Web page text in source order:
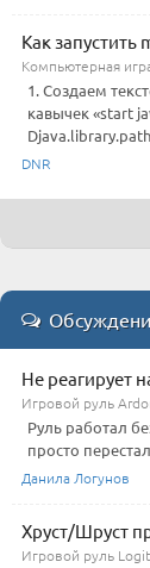
Как
Компьютерная
1. Создаем
кавычек «start
DNR
Не реагирует
Игровой руль
Руль работал
просто
Данила Логунов
Хруст/Шруст
Игровой руль